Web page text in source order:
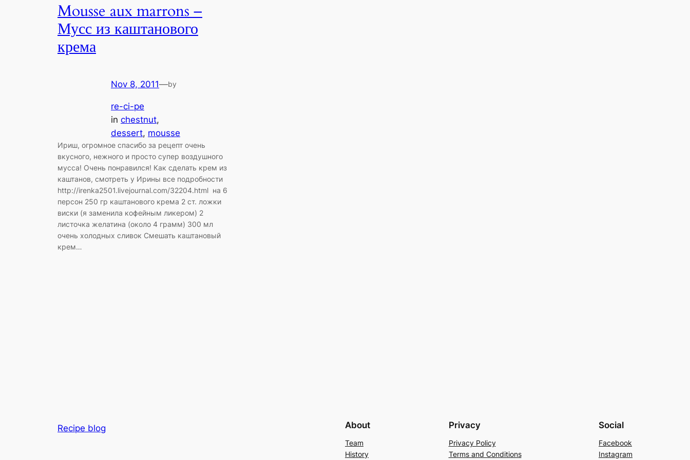
Mousse aux marrons –
Мусс из каштанового
крема
Nov 8, 2011—by
re-ci-pe
in chestnut
dessert, mousse
Ириш, огромное спасибо за рецепт очень
вкусного, нежного и просто супер воздушного
мусса! Очень понравился! Как сделать крем из
каштанов, смотреть у Ирины все подробности
http://irenka2501.livejournal.com/32204.html на 6
персон 250 гр каштанового крема 2 ст. ложки
виски (я заменила кофейным ликером) 2
листочка желатина (около 4 грамм) 300 мл
очень холодных сливок Смешать каштановый
крем…
Recipe blog About
Team
History
Privacy
Privacy Policy
Terms and Conditions
Social
Facebook
Instagram